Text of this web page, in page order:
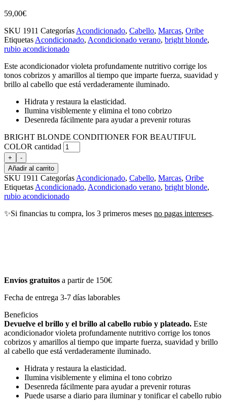
59,00€
SKU 1911 Categorías Acondicionado, Cabello, Marcas, Oribe
Etiquetas Acondicionado, Acondicionado verano, bright blonde,
rubio acondicionado
Este acondicionador violeta profundamente nutritivo corrige los
tonos cobrizos y amarillos al tiempo que imparte fuerza, suavidad y
brillo al cabello que está verdaderamente iluminado.
Hidrata y restaura la elasticidad.
Ilumina visiblemente y elimina el tono cobrizo
Desenreda fácilmente para ayudar a prevenir roturas
BRIGHT BLONDE CONDITIONER FOR BEAUTIFUL
COLOR cantidad
+
-
Añadir al carrito
SKU 1911 Categorías Acondicionado, Cabello, Marcas, Oribe
Etiquetas Acondicionado, Acondicionado verano, bright blonde,
rubio acondicionado
✨Si financias tu compra, los 3 primeros meses no pagas intereses.
Envíos gratuitos a partir de 150€
Fecha de entrega 3-7 días laborables
Beneficios
Devuelve el brillo y el brillo al cabello rubio y plateado. Este
acondicionador violeta profundamente nutritivo corrige los tonos
cobrizos y amarillos al tiempo que imparte fuerza, suavidad y brillo
al cabello que está verdaderamente iluminado.
Hidrata y restaura la elasticidad.
Ilumina visiblemente y elimina el tono cobrizo
Desenreda fácilmente para ayudar a prevenir roturas
Puede usarse a diario para iluminar y tonificar el cabello rubio